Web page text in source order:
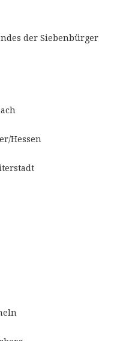
der Siebenbürger
Hessen